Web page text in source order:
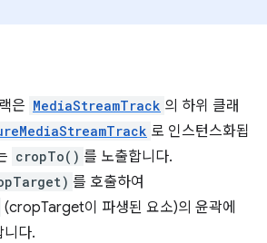
은 MediaStreamTrack 의 하위 클래
로 인스턴스화됩
cropTo() 를 노출합니다.
를 호출하여
(cropTarget이 파생된 요소)의 윤곽에
니다.